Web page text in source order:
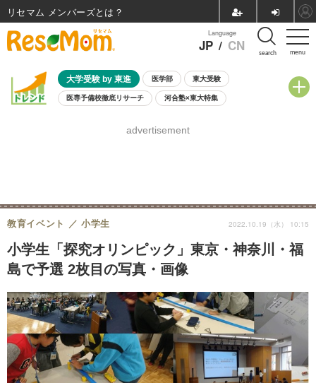
menu
Language
JP / CN search
大学受験 by 東進 医学部 東大受験
医専予備校徹底リサーチ 河合塾×東大特集
8月開催学校説明会・相談会
advertisement
小学生「探究オリンピック」東京・神奈川・福
島で予選 2枚目の写真・画像
教育イベント 小学生 2022.10.19（水） 10:15
リセマム メンバーズ